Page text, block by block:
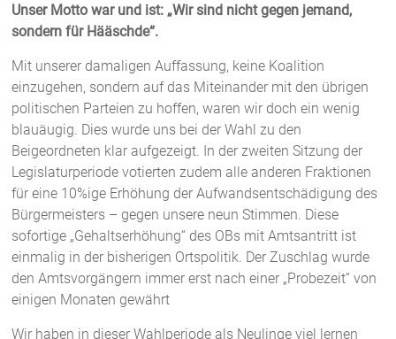
Unser Motto war und ist: „Wir sind nicht gegen jemand,
sondern für Hääschde“.
Mit unserer damaligen Auffassung, keine Koalition
einzugehen, sondern auf das Miteinander mit den übrigen
politischen Parteien zu hoffen, waren wir doch ein wenig
blauäugig. Dies wurde uns bei der Wahl zu den
Beigeordneten klar aufgezeigt. In der zweiten Sitzung der
Legislaturperiode votierten zudem alle anderen Fraktionen
für eine 10%ige Erhöhung der Aufwandsentschädigung des
Bürgermeisters – gegen unsere neun Stimmen. Diese
sofortige „Gehaltserhöhung“ des OBs mit Amtsantritt ist
einmalig in der bisherigen Ortspolitik. Der Zuschlag wurde
den Amtsvorgängern immer erst nach einer „Probezeit“ von
einigen Monaten gewährt
Wir haben in dieser Wahlperiode als Neulinge viel lernen